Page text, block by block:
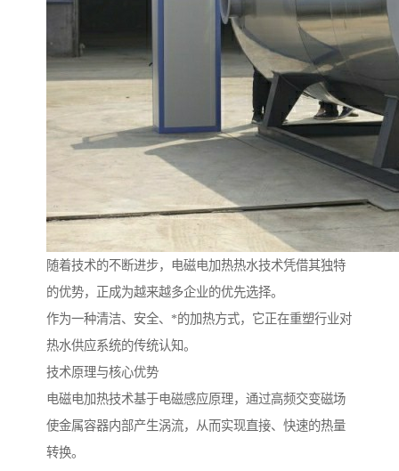
随着技术的不断进步，电磁电加热热水技术凭借其独特
的优势，正成为越来越多企业的优先选择。
作为一种清洁、安全、*的加热方式，它正在重塑行业对
热水供应系统的传统认知。
技术原理与核心优势
电磁电加热技术基于电磁感应原理，通过高频交变磁场
使金属容器内部产生涡流，从而实现直接、快速的热量
转换。